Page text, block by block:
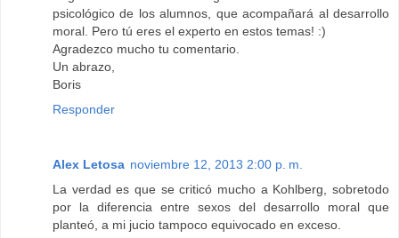
psicológico de los alumnos, que acompañará al desarrollo
moral. Pero tú eres el experto en estos temas! :)
Agradezco mucho tu comentario.
Un abrazo,
Boris
Responder
Alex Letosa noviembre 12, 2013 2:00 p. m.
La verdad es que se criticó mucho a Kohlberg, sobretodo
por la diferencia entre sexos del desarrollo moral que
planteó, a mi jucio tampoco equivocado en exceso.